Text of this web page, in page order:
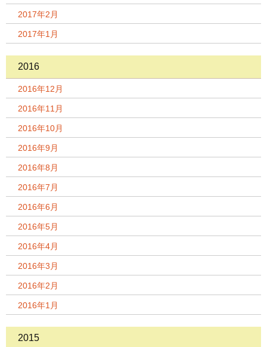
2017年2月
2017年1月
2016
2016年12月
2016年11月
2016年10月
2016年9月
2016年8月
2016年7月
2016年6月
2016年5月
2016年4月
2016年3月
2016年2月
2016年1月
2015